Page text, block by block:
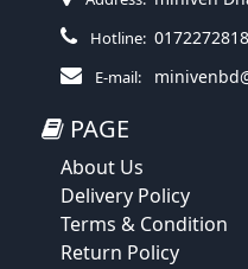
Hotline:
E-mail:
PAGE
About Us
Delivery Policy
Terms & Condition
Return Policy